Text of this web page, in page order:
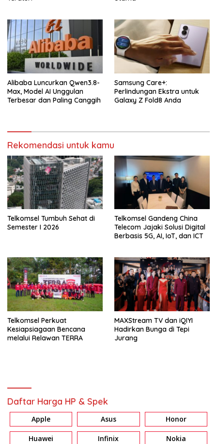
Alibaba Luncurkan Qwen3.8-
Max, Model AI Unggulan
Terbesar dan Paling Canggih
Samsung Care+:
Perlindungan Ekstra untuk
Galaxy Z Fold8 Anda
Rekomendasi untuk kamu
Telkomsel Tumbuh Sehat di
Semester I 2026
Telkomsel Gandeng China
Telecom Jajaki Solusi Digital
Berbasis 5G, AI, IoT, dan ICT
Telkomsel Perkuat
Kesiapsiagaan Bencana
melalui Relawan TERRA
MAXStream TV dan iQIYI
Hadirkan Bunga di Tepi
Jurang
Daftar Harga HP & Spek
Apple Asus Honor
Huawei Infinix Nokia